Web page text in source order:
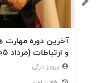
آخرین دوره مهارت
و ارتباطات (مرداد 1405)
پرویز درگی